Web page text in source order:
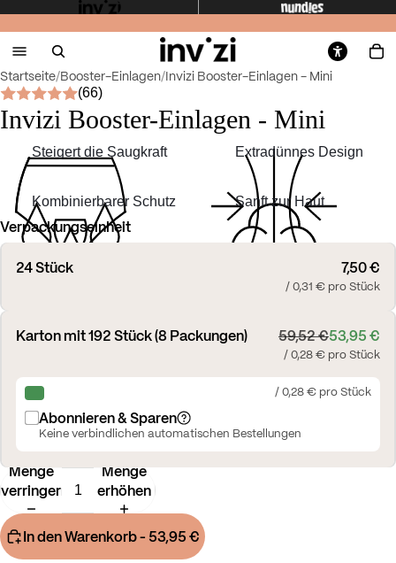
Startseite/Booster-Einlagen/ Invizi Booster-Einlagen - Mini
(66)
Invizi Booster-Einlagen - Mini
Steigert die Saugkraft Extradünnes Design
Kombinierbarer Schutz Sanft zur Haut
Verpackungseinheit
24 Stück 7,50 €
/ 0,31 € pro Stück
Karton mit 192 Stück (8 Packungen) 59,52 €53,95 €
/ 0,28 € pro Stück
/ 0,28 € pro Stück
Abonnieren & Sparen
Keine verbindlichen automatischen Bestellungen
Menge
verringern
Menge
erhöhen
In den Warenkorb- 53,95 €